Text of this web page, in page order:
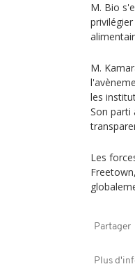
M. Bio
M.
les
Son parti
Les
Partager
Plus